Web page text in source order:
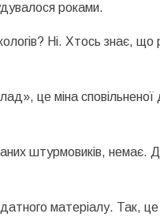
роками.
Ні. Хтось знає, що
це міна сповільненої
штурмовиків, немає.
матеріалу. Так, це